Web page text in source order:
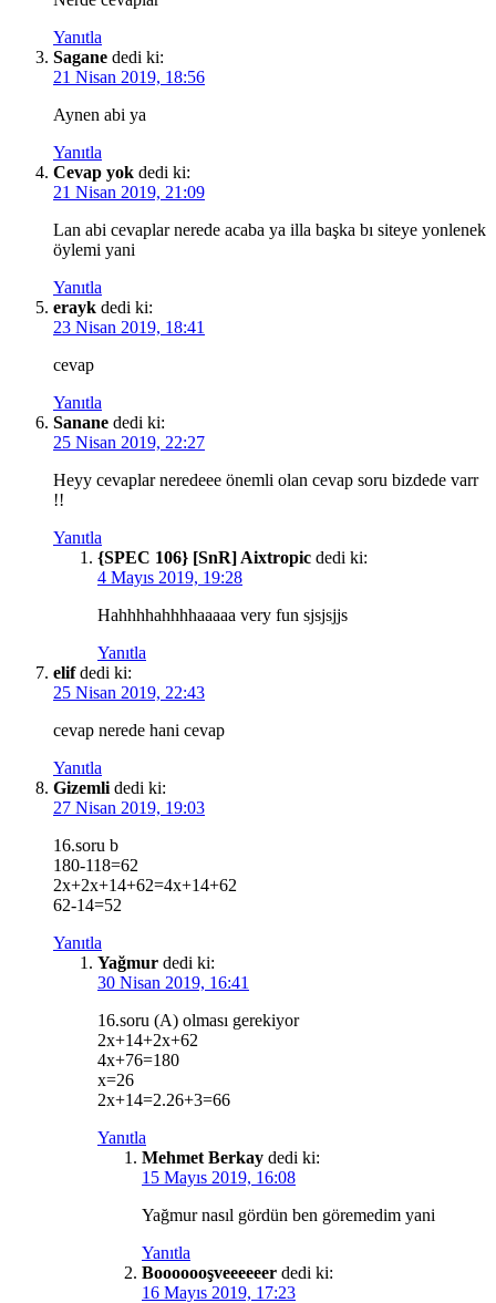
Yanıtla
Sagane dedi ki:
21 Nisan 2019, 18:56
Aynen abi ya
Yanıtla
Cevap yok dedi ki:
21 Nisan 2019, 21:09
Lan abi cevaplar nerede acaba ya illa başka bı siteye yonlenek
öylemi yani
Yanıtla
erayk dedi ki:
23 Nisan 2019, 18:41
cevap
Yanıtla
Sanane dedi ki:
25 Nisan 2019, 22:27
Heyy cevaplar neredeee önemli olan cevap soru bizdede varr
!!
Yanıtla
{SPEC 106} [SnR] Aixtropic dedi ki:
4 Mayıs 2019, 19:28
Hahhhhahhhhaaaaa very fun sjsjsjjs
Yanıtla
elif dedi ki:
25 Nisan 2019, 22:43
cevap nerede hani cevap
Yanıtla
Gizemli dedi ki:
27 Nisan 2019, 19:03
16.soru b
180-118=62
2x+2x+14+62=4x+14+62
62-14=52
Yanıtla
Yağmur dedi ki:
30 Nisan 2019, 16:41
16.soru (A) olması gerekiyor
2x+14+2x+62
4x+76=180
x=26
2x+14=2.26+3=66
Yanıtla
Mehmet Berkay dedi ki:
15 Mayıs 2019, 16:08
Yağmur nasıl gördün ben göremedim yani
Yanıtla
Booooooşveeeeeer dedi ki:
16 Mayıs 2019, 17:23